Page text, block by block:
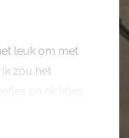
leuk om met
zou het